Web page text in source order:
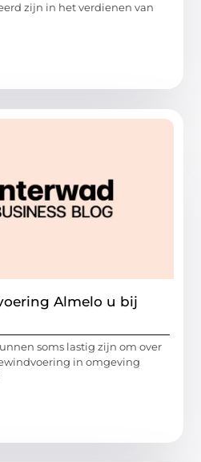
zijn in het verdienen van
Almelo u bij
soms lastig zijn om over
in omgeving